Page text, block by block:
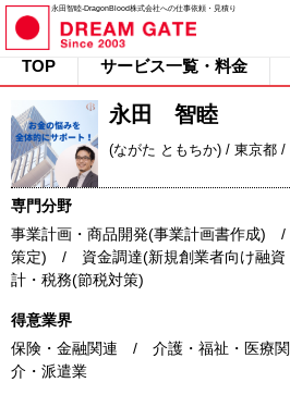
永田智睦-DragonBlood株式会社への仕事依頼・見積り
TOP サービス一覧・料金
永田 智睦
(ながた ともちか) / 東京都 /
専門分野
事業計画・商品開発(事業計画書作成)
策定) / 資金調達(新規創業者向け融
計・税務(節税対策)
得意業界
保険・金融関連 / 介護・福祉・医療
介・派遣業